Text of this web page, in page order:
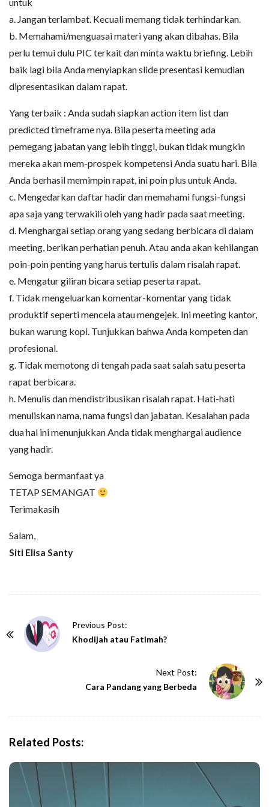
a. Jangan terlambat. Kecuali memang tidak terhindarkan.
b. Memahami/menguasai materi yang akan dibahas. Bila
perlu temui dulu PIC terkait dan minta waktu briefing. Lebih
baik lagi bila Anda menyiapkan slide presentasi kemudian
dipresentasikan dalam rapat.
Yang terbaik : Anda sudah siapkan action item list dan
predicted timeframe nya. Bila peserta meeting ada
pemegang jabatan yang lebih tinggi, bukan tidak mungkin
mereka akan mem-prospek kompetensi Anda suatu hari. Bila
Anda berhasil memimpin rapat, ini poin plus untuk Anda.
c. Mengedarkan daftar hadir dan memahami fungsi-fungsi
apa saja yang terwakili oleh yang hadir pada saat meeting.
d. Menghargai setiap orang yang sedang berbicara di dalam
meeting, berikan perhatian penuh. Atau anda akan kehilangan
poin-poin penting yang harus tertulis dalam risalah rapat.
e. Mengatur giliran bicara setiap peserta rapat.
f. Tidak mengeluarkan komentar-komentar yang tidak
produktif seperti mencela atau mengejek. Ini meeting kantor,
bukan warung kopi. Tunjukkan bahwa Anda kompeten dan
profesional.
g. Tidak memotong di tengah pada saat salah satu peserta
rapat berbicara.
h. Menulis dan mendistribusikan risalah rapat. Hati-hati
menuliskan nama, nama fungsi dan jabatan. Kesalahan pada
dua hal ini menunjukkan Anda tidak menghargai audience
yang hadir.
Semoga bermanfaat ya
TETAP SEMANGAT
Terimakasih
Salam,
Siti Elisa Santy
Previous Post:
Khodijah atau Fatimah?
Next Post:
Cara Pandang yang Berbeda
Related Posts: